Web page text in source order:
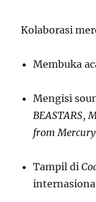
Kolaborasi
Membuka
Mengisi
BEASTARS,
from Mercury
Tampil di